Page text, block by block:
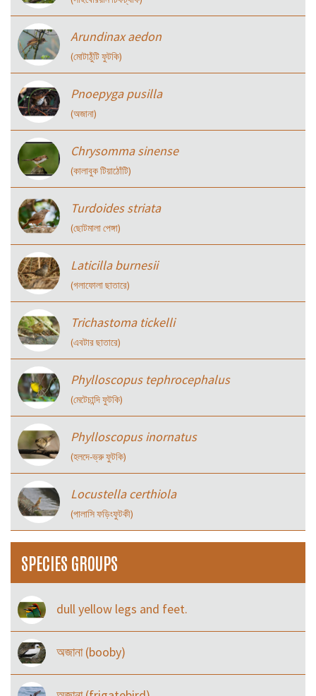
Arundinax aedon
(মোটাঠুঁটি ফুটকি)
Pnoepyga pusilla
(অজানা)
Chrysomma sinense
(কালাবুক টিয়াঠোঁটি)
Turdoides striata
(ছোটমালা পেঙ্গা)
Laticilla burnesii
(গলাফোলা ছাতারে)
Trichastoma tickelli
(এবটার ছাতারে)
Phylloscopus tephrocephalus
(মেটেচান্দি ফুটকি)
Phylloscopus inornatus
(হলদে-ভ্রু ফুটকি)
Locustella certhiola
(পালাসি ফড়িংফুটকী)
SPECIES GROUPS
dull yellow legs and feet.
অজানা (booby)